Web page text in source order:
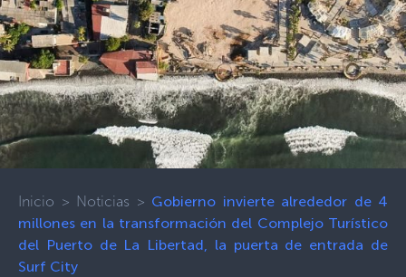
Inicio > Noticias > Gobierno invierte alrededor de 4
millones en la transformación del Complejo Turístico
del Puerto de La Libertad, la puerta de entrada de
Surf City